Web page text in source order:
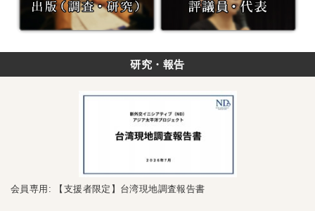
研究・報告
会員専用: 【支援者限定】台湾現地調査報告書